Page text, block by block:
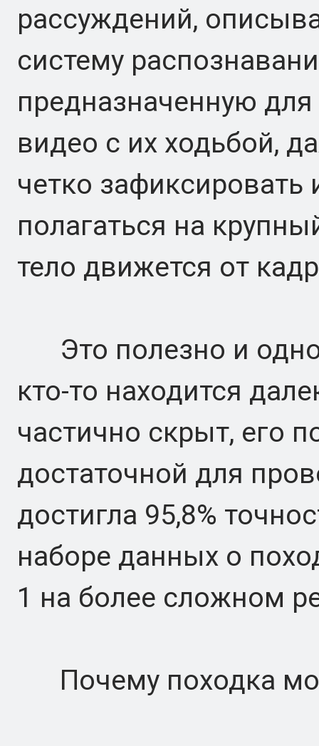
рассуждений,
систему
предназначенную
видео с их ходьбой,
четко зафиксировать
полагаться на
тело движется от
Это полезно и
кто-то находится
частично скрыт, его
достаточной для
достигла 95,8%
наборе данных о
1 на более сложном
Почему походка